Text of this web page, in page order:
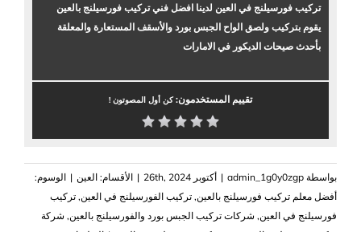
تركيب فورسيلنج في العين لدينا افضل فني تركيب فورسيلنج بالعين
يقوم بتركيب ولصق الواح الجبس بورد والأسقف المستعارة والمعلقة
بأحدث صيحات الديكور في الامارات
تقييم المستخدمون:كن أول المصوتون !
بواسطة admin_1g0y0zgp
| أكتوبر 26th, 2024 | الأقسام: العين | الوسوم:
أفضل معلم تركيب فورسيلنج بالعين, تركيب الفورسيلنج في العين, تركيب
فورسيلنج في العين, شركات تركيب الجبس بورد والفورسيلنج بالعين, شركة